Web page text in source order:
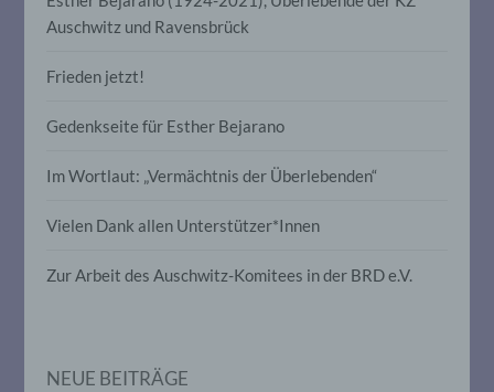
Auschwitz und Ravensbrück
Frieden jetzt!
Gedenkseite für Esther Bejarano
Im Wortlaut: „Vermächtnis der Überlebenden“
Vielen Dank allen Unterstützer*Innen
Zur Arbeit des Auschwitz-Komitees in der BRD e.V.
NEUE BEITRÄGE
Verarbeitung personenbezogener Daten,
werden, um bestimmte persönliche
Person beziehen, zu bewerten,
insbesondere, um Aspekte bezüglich
Gesundheit, persönlicher Vorlieben,
Aufenthaltsort oder Ortswechsel dieser
f) Pseudonymisierung